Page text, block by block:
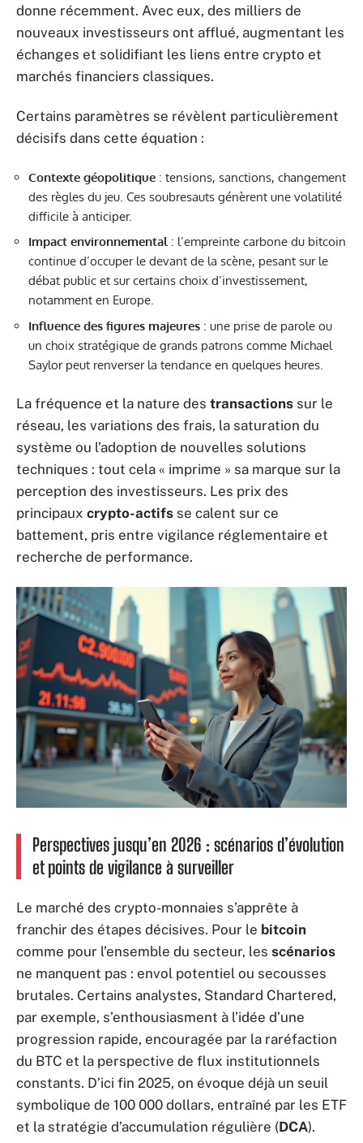
donne récemment. Avec eux, des milliers de
nouveaux investisseurs ont afflué, augmentant les
échanges et solidifiant les liens entre crypto et
marchés financiers classiques.
Certains paramètres se révèlent particulièrement
décisifs dans cette équation :
Contexte géopolitique : tensions, sanctions, changement
des règles du jeu. Ces soubresauts génèrent une volatilité
difficile à anticiper.
Impact environnemental: l’empreinte carbone du bitcoin
continue d’occuper le devant de la scène, pesant sur le
débat public et sur certains choix d’investissement,
notamment en Europe.
Influence des figures majeures : une prise de parole ou
un choix stratégique de grands patrons comme Michael
Saylor peut renverser la tendance en quelques heures.
La fréquence et la nature des transactions sur le
réseau, les variations des frais, la saturation du
système ou l’adoption de nouvelles solutions
techniques : tout cela « imprime » sa marque sur la
perception des investisseurs. Les prix des
principaux crypto-actifs se calent sur ce
battement, pris entre vigilance réglementaire et
recherche de performance.
Perspectives jusqu’en 2026 : scénarios d’évolution
et points de vigilance à surveiller
Le marché des crypto-monnaies s’apprête à
franchir des étapes décisives. Pour le bitcoin
comme pour l’ensemble du secteur, les scénarios
ne manquent pas : envol potentiel ou secousses
brutales. Certains analystes, Standard Chartered,
par exemple, s’enthousiasment à l’idée d’une
progression rapide, encouragée par la raréfaction
du BTC et la perspective de flux institutionnels
constants. D’ici fin 2025, on évoque déjà un seuil
symbolique de 100 000 dollars, entraîné par les ETF
et la stratégie d’accumulation régulière (DCA).